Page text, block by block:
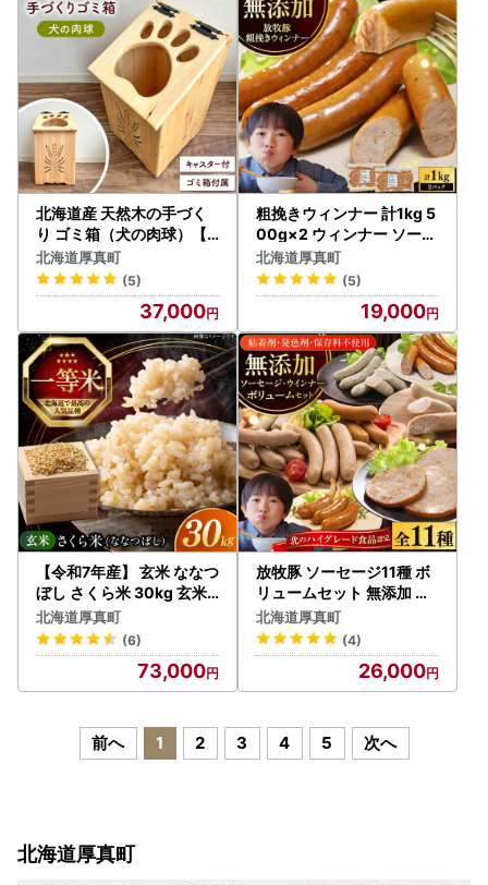
北海道産 天然木の手づく
り ゴミ箱（犬の肉球）【
木工房TANAKA】[AXAU
015]
北海道厚真町
(5)
37,000
粗挽きウィンナー 計1kg 5
00g×2 ウィンナー ソーセ
ージ 無添加 放牧豚 無塩せ
き 北海道 [AXBA088]
北海道厚真町
(5)
19,000
【令和7年産】 玄米 ななつ
ぼし さくら米 30kg 玄米 [
AXAB036]
北海道厚真町
(6)
73,000
放牧豚 ソーセージ11種 ボ
リュームセット 無添加 無
塩せき [AXBA003]
北海道厚真町
(4)
26,000
前へ 1 2 3 4 5 次へ
北海道厚真町